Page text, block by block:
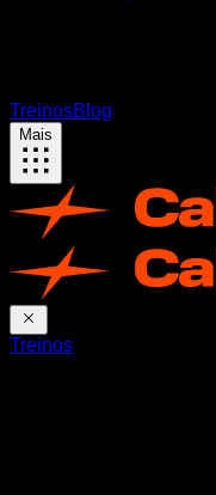
TreinosBlog
Mais
Treinos